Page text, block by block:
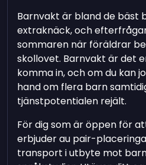
Barnvakt är bland de bäst
extraknäck, och
sommaren när föräldrar
skollovet. Barnvakt är det
komma in, och om du kan
hand om flera barn
tjänstpotentialen rejält.
För dig som är öppen för
erbjuder au pair-
transport i utbyte mot